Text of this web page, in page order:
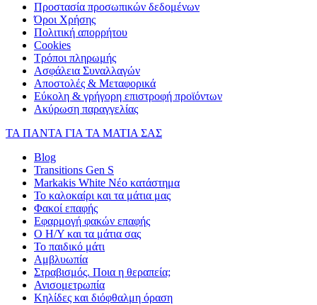
Προστασία προσωπικών δεδομένων
Όροι Χρήσης
Πολιτική απορρήτου
Cookies
Τρόποι πληρωμής
Ασφάλεια Συναλλαγών
Αποστολές & Μεταφορικά
Εύκολη & γρήγορη επιστροφή προϊόντων
Ακύρωση παραγγελίας
ΤΑ ΠΑΝΤΑ ΓΙΑ ΤΑ ΜΑΤΙΑ ΣΑΣ
Blog
Transitions Gen S
Markakis White Νέο κατάστημα
Το καλοκαίρι και τα μάτια μας
Φακοί επαφής
Εφαρμογή φακών επαφής
Ο Η/Υ και τα μάτια σας
Το παιδικό μάτι
Αμβλυωπία
Στραβισμός. Ποια η θεραπεία;
Ανισομετρωπία
Κηλίδες και διόφθαλμη όραση